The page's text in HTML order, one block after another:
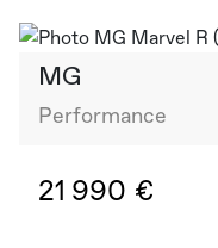
MG
Performance
21 990 €